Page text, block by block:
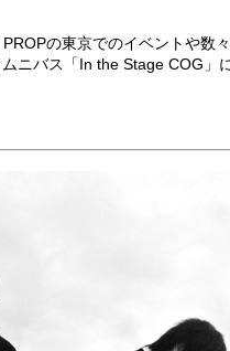
の東京でのイベントや数
バス「In the Stage COG」